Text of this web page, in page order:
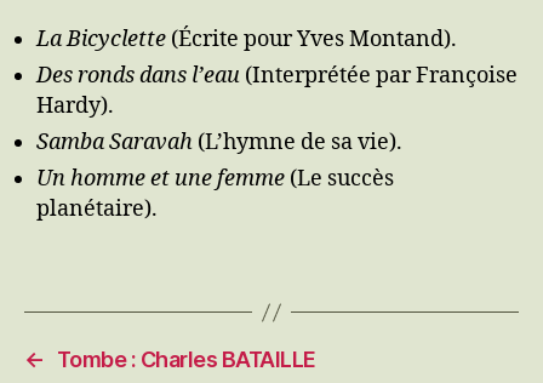
La Bicyclette (Écrite pour Yves Montand).
Des ronds dans l’eau (Interprétée par Françoise
Hardy).
Samba Saravah (L’hymne de sa vie).
Un homme et une femme (Le succès
planétaire).
←
Tombe : Charles BATAILLE